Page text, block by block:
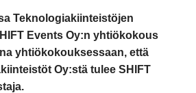
Teknologiakiinteistöjen
Events Oy:n yhtiökokous
yhtiökokouksessaan, että
Oy:stä tulee SHIFT